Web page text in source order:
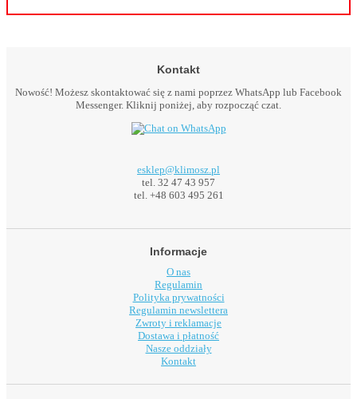
Kontakt
Nowość! Możesz skontaktować się z nami poprzez WhatsApp lub Facebook
Messenger. Kliknij poniżej, aby rozpocząć czat.
esklep@klimosz.pl
tel. 32 47 43 957
tel. +48 603 495 261
Informacje
O nas
Regulamin
Polityka prywatności
Regulamin newslettera
Zwroty i reklamacje
Dostawa i płatność
Nasze oddziały
Kontakt